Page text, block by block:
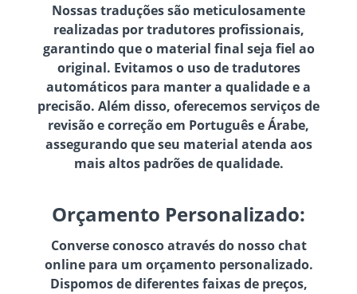
Nossas traduções são meticulosamente
realizadas por tradutores profissionais,
garantindo que o material final seja fiel ao
original. Evitamos o uso de tradutores
automáticos para manter a qualidade e a
precisão. Além disso, oferecemos serviços de
revisão e correção em Português e Árabe,
assegurando que seu material atenda aos
mais altos padrões de qualidade.
Orçamento Personalizado:
Converse conosco através do nosso chat
online para um orçamento personalizado.
Dispomos de diferentes faixas de preços,